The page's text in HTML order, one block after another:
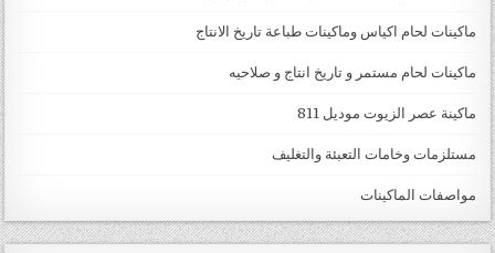
ماكينات لحام اكياس وماكينات طباعة تاريخ الانتاج
ماكينات لحام مستمر و تاريخ انتاج و صلاحيه
ماكينة عصر الزيوت موديل 811
مستلزمات وخامات التعبئة والتغليف
مواصفات الماكينات